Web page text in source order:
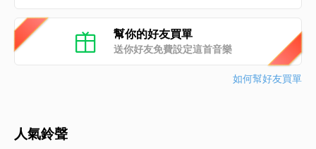
幫你的好友買單
送你好友免費設定這首音樂
如何幫好友買單
人氣鈴聲